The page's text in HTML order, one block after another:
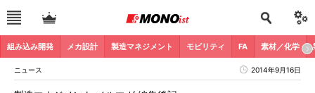
組み込み開発 メカ設計 製造マネジメント モビリティ FA 素材／化学
ニュース 2014年9月16日